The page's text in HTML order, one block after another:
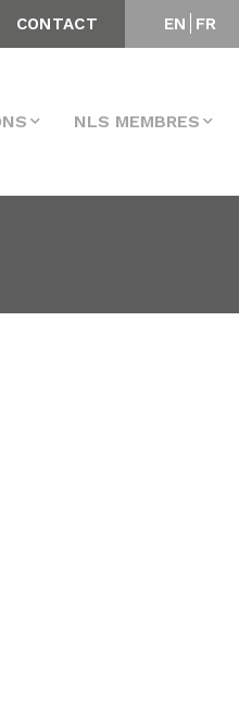
EN FR
CONTACT
NLS MEMBRES